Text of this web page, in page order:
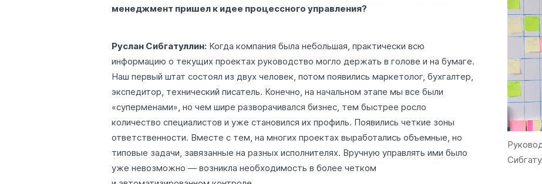
менеджмент пришел к идее процессного управления?
Руслан Сибгатуллин: Когда компания была небольшая, практически всю
информацию о текущих проектах руководство могло держать в голове и на бумаге.
Наш первый штат состоял из двух человек, потом появились маркетолог, бухгалтер,
экспедитор, технический писатель. Конечно, на начальном этапе мы все были
«суперменами», но чем шире разворачивался бизнес, тем быстрее росло
количество специалистов и уже становился их профиль. Появились четкие зоны
ответственности. Вместе с тем, на многих проектах выработались объемные, но
типовые задачи, завязанные на разных исполнителях. Вручную управлять ими было
уже невозможно — возникла необходимость в более четком